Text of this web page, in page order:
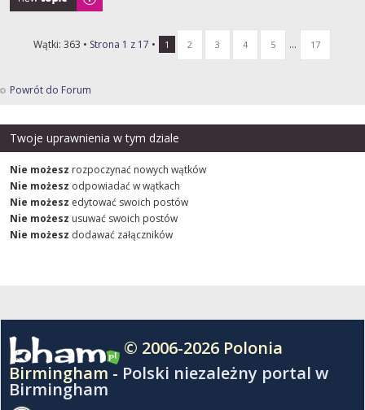
Wątki: 363 • Strona 1 z 17 • 1 2 3 4 5 ... 17
Powrót do Forum
Twoje uprawnienia w tym dziale
Nie możesz rozpoczynać nowych wątków
Nie możesz odpowiadać w wątkach
Nie możesz edytować swoich postów
Nie możesz usuwać swoich postów
Nie możesz dodawać załączników
© 2006-2026 Polonia
Birmingham - Polski niezależny portal w
Birmingham